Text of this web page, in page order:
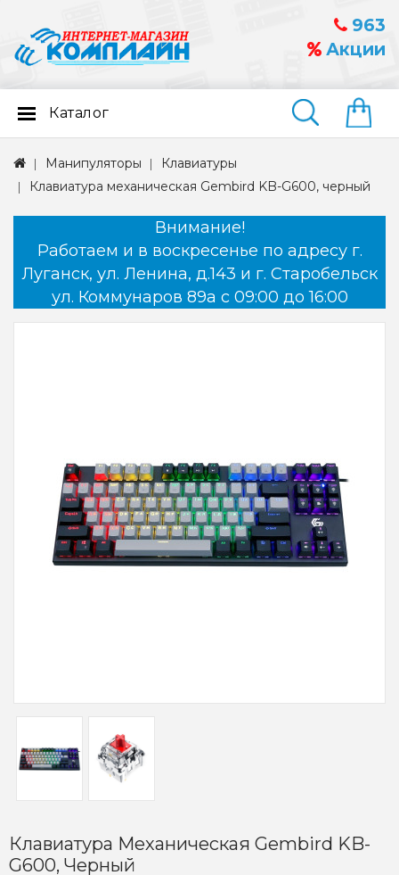
963
Акции
Найти
Каталог
Манипуляторы
Клавиатуры
Клавиатура механическая Gembird KB-G600, черный
Внимание!
Работаем и в воскресенье по адресу г.
Луганск, ул. Ленина, д.143 и г. Старобельск
ул. Коммунаров 89а с 09:00 до 16:00
Клавиатура Механическая Gembird KB-
G600, Черный